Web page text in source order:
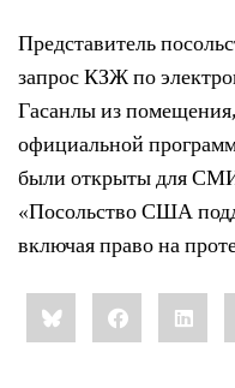
Представитель
запрос КЗЖ по
Гасанлы из
официальной
были открыты для
«Посольство США
включая право на
Share
this:BlueskyFacebook